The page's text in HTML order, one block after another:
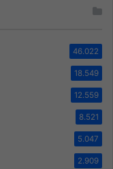
46.022
18.549
12.559
8.521
5.047
2.909